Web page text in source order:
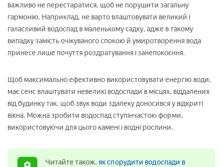
важливо не перестаратися, щоб не порушити загальну
гармонію. Наприклад, не варто влаштовувати великий і
галасливий водоспад в маленькому садку, адже в такому
випадку замість очікуваного спокою й умиротворення вода
принесе лише почуття роздратування і занепокоєння.
Щоб максимально ефективно використовувати енергію води,
має сенс влаштувати невеликі водоспади в місцях, віддалених
від будинку так, щоб звук води здалеку доносився у відкриті
вікна. Можна зробити водоспад ступінчастою форми,
використовуючи для цього камені і водні рослини.
Читайте також, як спорудити водоспади в